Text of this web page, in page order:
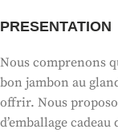
PRESENTATION
Nous comprenons
bon jambon au
offrir. Nous
d’emballage